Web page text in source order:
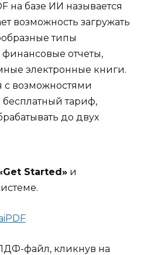
на базе ИИ называется
возможность загружать
типы
отчеты,
электронные книги.
с возможностями
тариф,
до двух
Started» и
файл, кликнув на